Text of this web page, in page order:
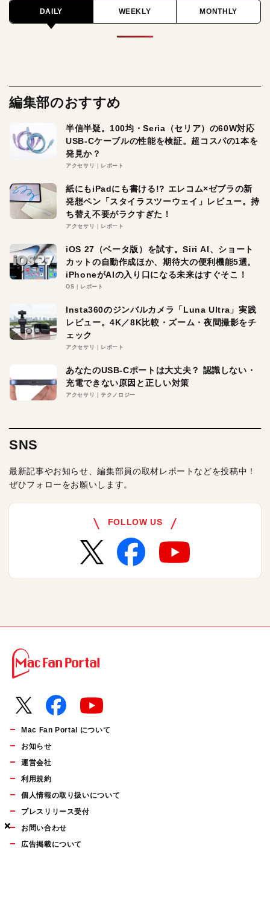
×
×
×
DAILY WEEKLY MONTHLY
編集部のおすすめ
半信半疑。100均・Seria（セリア）の60W対応
USB-Cケーブルの性能を検証。超コスパの1本を
発見か？
アクセサリ レポート
紙にもiPadにも書ける!? エレコム×ゼブラの新
発想ペン「スタイラスツーウェイ」レビュー。持
ち替え不要がラクすぎた！
アクセサリ レポート
iOS 27（ベータ版）を試す。Siri AI、ショート
カットの自動作成ほか、期待大の便利機能5選。
iPhoneがAIの入り口になる未来はすぐそこ！
OS レポート
Insta360のジンバルカメラ「Luna Ultra」実践
レビュー。4K／8K比較・ズーム・夜間撮影をチ
ェック
アクセサリ レポート
あなたのUSB-Cポートは大丈夫？ 認識しない・
充電できない原因と正しい対策
アクセサリ テクノロジー
SNS
最新記事やお知らせ、編集部員の取材レポートなどを投稿中！
ぜひフォローをお願いします。
FOLLOW US
Mac Fan Portal について
お知らせ
運営会社
利用規約
個人情報の取り扱いについて
プレスリリース受付
お問い合わせ
広告掲載について